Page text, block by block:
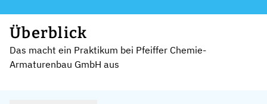
Überblick
Das macht ein Praktikum bei Pfeiffer Chemie-
Armaturenbau GmbH aus